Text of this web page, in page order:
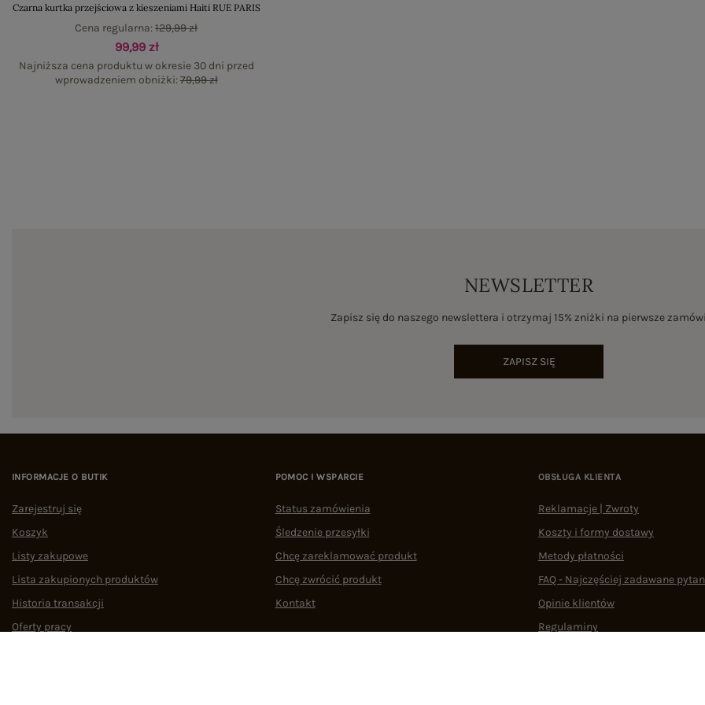
Czarna kurtka przejściowa z kieszeniami Haiti RUE PARIS
99,99 zł
Najniższa cena produktu w okresie 30 dni przed
wprowadzeniem obniżki:79,99 zł
Cena regularna:129,99 zł
NEWSLETTER
Zapisz się do naszego newslettera i otrzymaj 15% zniżki na pierwsze
ZAPISZ SIĘ
INFORMACJE O BUTIK
Zarejestruj się
Koszyk
Listy zakupowe
Lista zakupionych produktów
Historia transakcji
Oferty pracy
POMOC I WSPARCIE
Status zamówienia
Śledzenie przesyłki
Chcę zareklamować produkt
Chcę zwrócić produkt
Kontakt
OBSŁUGA KLIENTA
Reklamacje | Zwroty
Koszty i formy dostawy
Metody płatności
FAQ - Najczęściej zadawane
Opinie klientów
Regulaminy